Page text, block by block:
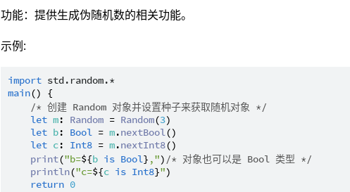
功能：提供生成伪随机数的相关功能。
示例:
import std.random.*
main() {
/* 创建 Random 对象并设置种子来获取随机对象 */
let m: Random = Random(3)
let b: Bool = m.nextBool()
let c: Int8 = m.nextInt8()
print("b=${b is Bool} ,") /* 对象也可以是 Bool 类型 */
println("c=${c is Int8}")
return 0